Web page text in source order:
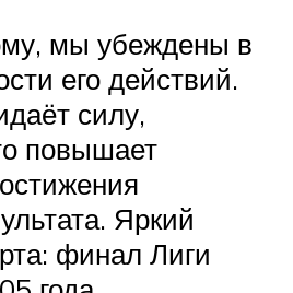
мы убеждены в
его действий.
силу,
повышает
Яркий
финал Лиги